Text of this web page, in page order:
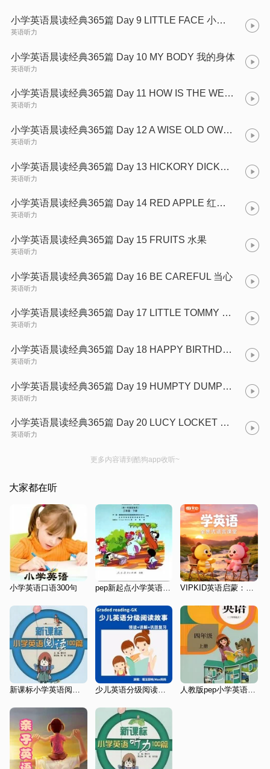
小学英语晨读经典365篇 Day 9 LITTLE FACE 小小的脸
英语听力
小学英语晨读经典365篇 Day 10 MY BODY 我的身体
英语听力
小学英语晨读经典365篇 Day 11 HOW IS THE WEATHER 天气怎么样
英语听力
小学英语晨读经典365篇 Day 12 A WISE OLD OWL 聪明的老猫头鹰
英语听力
小学英语晨读经典365篇 Day 13 HICKORY DICKORY DOCK 滴答滴答
英语听力
小学英语晨读经典365篇 Day 14 RED APPLE 红苹果
英语听力
小学英语晨读经典365篇 Day 15 FRUITS 水果
英语听力
小学英语晨读经典365篇 Day 16 BE CAREFUL 当心
英语听力
小学英语晨读经典365篇 Day 17 LITTLE TOMMY TUCKER 小汤米塔克
英语听力
小学英语晨读经典365篇 Day 18 HAPPY BIRTHDAY TO YOU 祝你生日快乐
英语听力
小学英语晨读经典365篇 Day 19 HUMPTY DUMPTY 鸡蛋胖胖
英语听力
小学英语晨读经典365篇 Day 20 LUCY LOCKET 露茜朗凯特
英语听力
更多内容请到酷狗app收听~
大家都在听
小学英语口语300句 pep新起点小学英语三年级下册 VIPKID英语启蒙：全景英语|听说读写|4岁+
少儿英语分级阅读故事/磨耳朵/睡前故事 人教版pep小学英语三起点四上2016